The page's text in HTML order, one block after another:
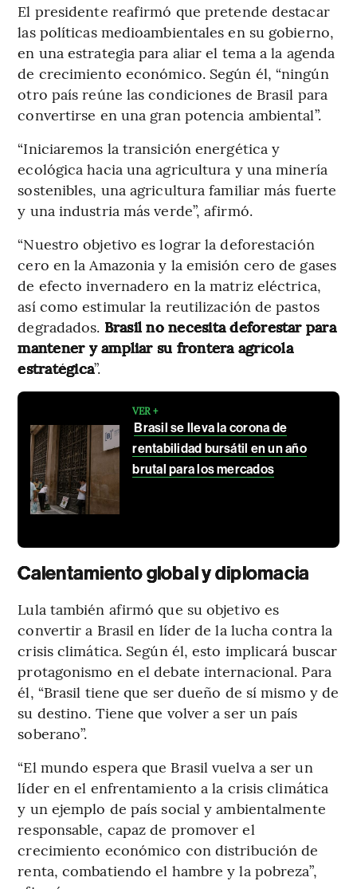
El presidente reafirmó que pretende destacar
las políticas medioambientales en su gobierno,
en una estrategia para aliar el tema a la agenda
de crecimiento económico. Según él, “ningún
otro país reúne las condiciones de Brasil para
convertirse en una gran potencia ambiental”.
“Iniciaremos la transición energética y
ecológica hacia una agricultura y una minería
sostenibles, una agricultura familiar más fuerte
y una industria más verde”, afirmó.
“Nuestro objetivo es lograr la deforestación
cero en la Amazonia y la emisión cero de gases
de efecto invernadero en la matriz eléctrica,
así como estimular la reutilización de pastos
degradados. Brasil no necesita deforestar para
mantener y ampliar su frontera agrícola
estratégica”.
VER +
Brasil se lleva la corona de
rentabilidad bursátil en un año
brutal para los mercados
Calentamiento global y diplomacia
Lula también afirmó que su objetivo es
convertir a Brasil en líder de la lucha contra la
crisis climática. Según él, esto implicará buscar
protagonismo en el debate internacional. Para
él, “Brasil tiene que ser dueño de sí mismo y de
su destino. Tiene que volver a ser un país
soberano”.
“El mundo espera que Brasil vuelva a ser un
líder en el enfrentamiento a la crisis climática
y un ejemplo de país social y ambientalmente
responsable, capaz de promover el
crecimiento económico con distribución de
renta, combatiendo el hambre y la pobreza”,